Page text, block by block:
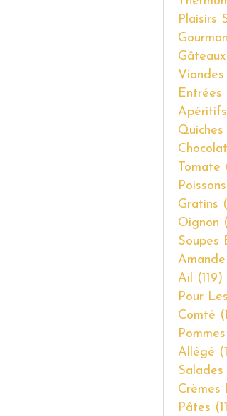
Plaisirs
Gâteaux
Viandes
Entrées
Apéritifs
Chocolat
Tomate
Poissons
Gratins
Oignon
Soupes
Amande
Ail (119)
Pour
Comté
Allégé
Salades
Crèmes
Pâtes